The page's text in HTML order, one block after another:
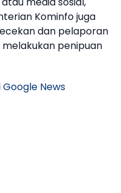
Kominfo juga
dan pelaporan
penipuan
Google News